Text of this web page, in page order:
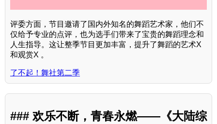
评委方面，节目邀请了国内外知名的舞蹈艺术家，他们不
仅给予专业的点评，也为选手们带来了宝贵的舞蹈理念和
人生指导。这让整季节目更加丰富，提升了舞蹈的艺术X
和观赏X 。
了不起！舞社第二季
### 欢乐不断，青春永燃——《大陆综